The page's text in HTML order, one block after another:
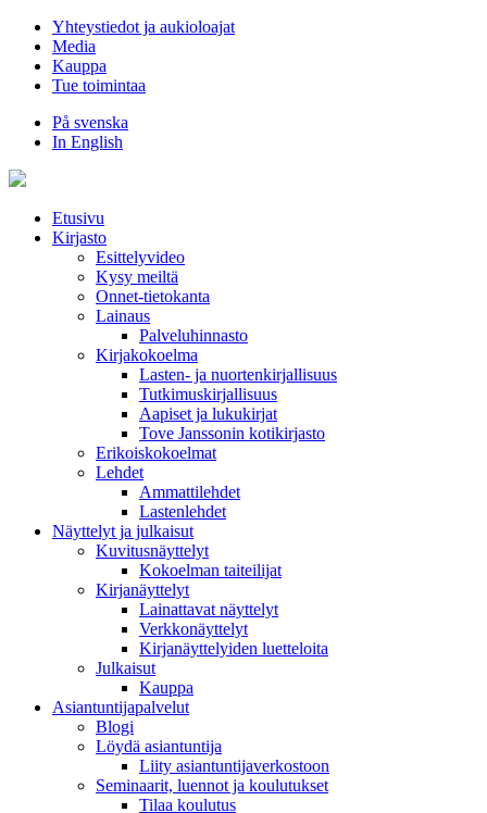
Hyppää
sisältöön
Yhteystiedot ja aukioloajat
Media
Kauppa
Tue toimintaa
På svenska
In English
Etusivu
Kirjasto
Esittelyvideo
Kysy meiltä
Onnet-tietokanta
Lainaus
Palveluhinnasto
Kirjakokoelma
Lasten- ja nuortenkirjallisuus
Tutkimuskirjallisuus
Aapiset ja lukukirjat
Tove Janssonin kotikirjasto
Erikoiskokoelmat
Lehdet
Ammattilehdet
Lastenlehdet
Näyttelyt ja julkaisut
Kuvitusnäyttelyt
Kokoelman taiteilijat
Kirjanäyttelyt
Lainattavat näyttelyt
Verkkonäyttelyt
Kirjanäyttelyiden luetteloita
Julkaisut
Kauppa
Asiantuntija­palvelut
Blogi
Löydä asiantuntija
Liity asiantuntijaverkostoon
Seminaarit, luennot ja koulutukset
Tilaa koulutus